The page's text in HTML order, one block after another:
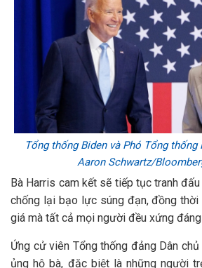
Tổng thống Biden và Phó Tổng thống
Aaron Schwartz/
Bà Harris cam kết sẽ tiếp tục tranh
chống lại bạo lực súng đạn, đồng thời
giá mà tất cả mọi người đều xứng
Ứng cử viên Tổng thống đảng Dân
ủng hộ bà, đặc biệt là những người